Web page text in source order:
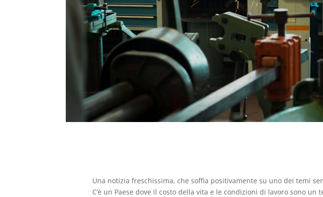
Una notizia freschissima, che soffia positivamente su uno dei temi
C’è un Paese dove il costo della vita e le condizioni di lavoro sono